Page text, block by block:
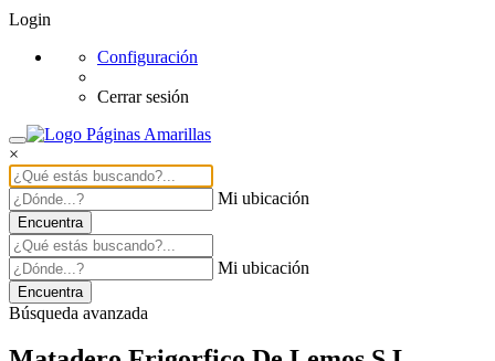
Login
Configuración
Cerrar sesión
×
Mi ubicación
Encuentra
Mi ubicación
Encuentra
Búsqueda avanzada